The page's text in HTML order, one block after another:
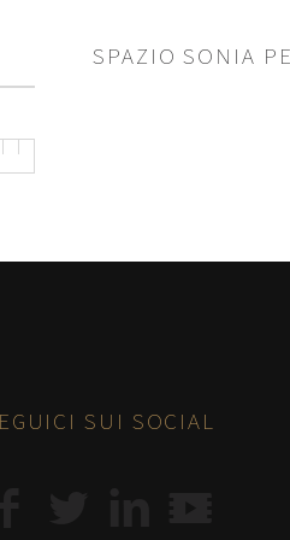
SPAZIO SONIA
SUI SOCIAL